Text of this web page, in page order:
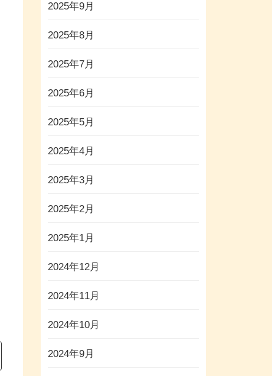
2025年9月
2025年8月
2025年7月
2025年6月
2025年5月
2025年4月
2025年3月
2025年2月
2025年1月
2024年12月
2024年11月
2024年10月
2024年9月